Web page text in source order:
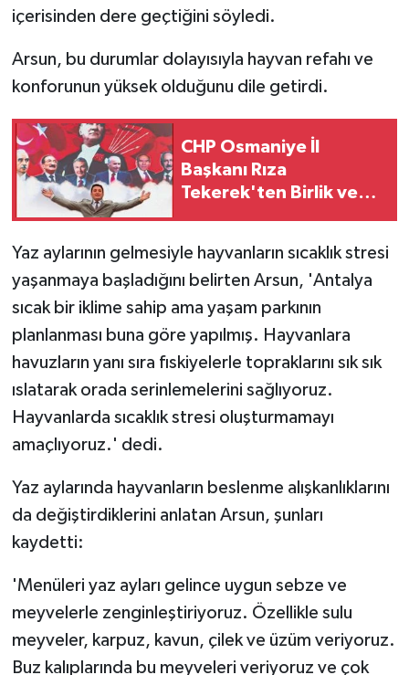
içerisinden dere geçtiğini söyledi.
Arsun, bu durumlar dolayısıyla hayvan refahı ve
konforunun yüksek olduğunu dile getirdi.
CHP Osmaniye İl
Başkanı Rıza
Tekerek'ten Birlik ve
Yaz aylarının gelmesiyle hayvanların sıcaklık stresi
yaşanmaya başladığını belirten Arsun, 'Antalya
sıcak bir iklime sahip ama yaşam parkının
planlanması buna göre yapılmış. Hayvanlara
havuzların yanı sıra fıskiyelerle topraklarını sık sık
ıslatarak orada serinlemelerini sağlıyoruz.
Hayvanlarda sıcaklık stresi oluşturmamayı
amaçlıyoruz.' dedi.
Yaz aylarında hayvanların beslenme alışkanlıklarını
da değiştirdiklerini anlatan Arsun, şunları
kaydetti:
'Menüleri yaz ayları gelince uygun sebze ve
meyvelerle zenginleştiriyoruz. Özellikle sulu
meyveler, karpuz, kavun, çilek ve üzüm veriyoruz.
Buz kalıplarında bu meyveleri veriyoruz ve çok